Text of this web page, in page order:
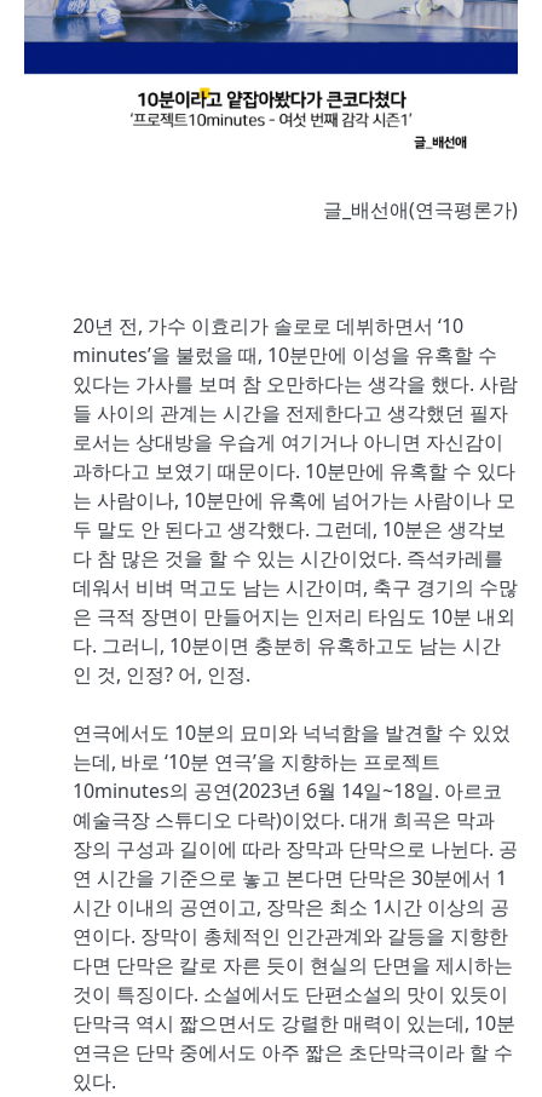
글_배선애(연극평론가)
20년 전, 가수 이효리가 솔로로 데뷔하면서 ‘10
minutes’을 불렀을 때, 10분만에 이성을 유혹할 수
있다는 가사를 보며 참 오만하다는 생각을 했다. 사람
들 사이의 관계는 시간을 전제한다고 생각했던 필자
로서는 상대방을 우습게 여기거나 아니면 자신감이
과하다고 보였기 때문이다. 10분만에 유혹할 수 있다
는 사람이나, 10분만에 유혹에 넘어가는 사람이나 모
두 말도 안 된다고 생각했다. 그런데, 10분은 생각보
다 참 많은 것을 할 수 있는 시간이었다. 즉석카레를
데워서 비벼 먹고도 남는 시간이며, 축구 경기의 수많
은 극적 장면이 만들어지는 인저리 타임도 10분 내외
다. 그러니, 10분이면 충분히 유혹하고도 남는 시간
인 것, 인정? 어, 인정.
연극에서도 10분의 묘미와 넉넉함을 발견할 수 있었
는데, 바로 ‘10분 연극’을 지향하는 프로젝트
10minutes의 공연(2023년 6월 14일~18일. 아르코
예술극장 스튜디오 다락)이었다. 대개 희곡은 막과
장의 구성과 길이에 따라 장막과 단막으로 나뉜다. 공
연 시간을 기준으로 놓고 본다면 단막은 30분에서 1
시간 이내의 공연이고, 장막은 최소 1시간 이상의 공
연이다. 장막이 총체적인 인간관계와 갈등을 지향한
다면 단막은 칼로 자른 듯이 현실의 단면을 제시하는
것이 특징이다. 소설에서도 단편소설의 맛이 있듯이
단막극 역시 짧으면서도 강렬한 매력이 있는데, 10분
연극은 단막 중에서도 아주 짧은 초단막극이라 할 수
있다.